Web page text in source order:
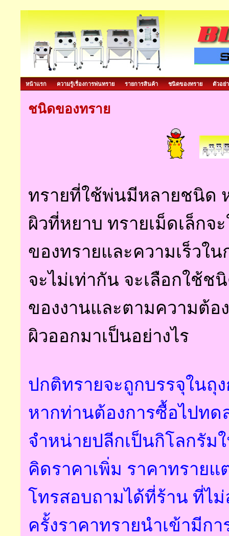
หน้าแรก ความรู้เรื่องการพ่นทราย รายการสินค้า ชนิดของทราย ตัวอย่
ชนิดของทราย
ทรายที่ใช้พ่นมีหลายชนิด
ผิวที่หยาบ ทรายเม็ดเล็กจ
ของทรายและความเร็วใ
จะไม่เท่ากัน จะเลือกใช้ช
ของงานและตามความต้อ
ผิวออกมาเป็นอย่างไร
ปกติทรายจะถูกบรรจุในถุ
หากท่านต้องการซื้อไปทด
จำหน่ายปลีกเป็นกิโลกรัม
คิดราคาเพิ่ม ราคาทราย
โทรสอบถามได้ที่ร้าน ที่ไม่
ครั้งราคาทรายนำเข้ามีก